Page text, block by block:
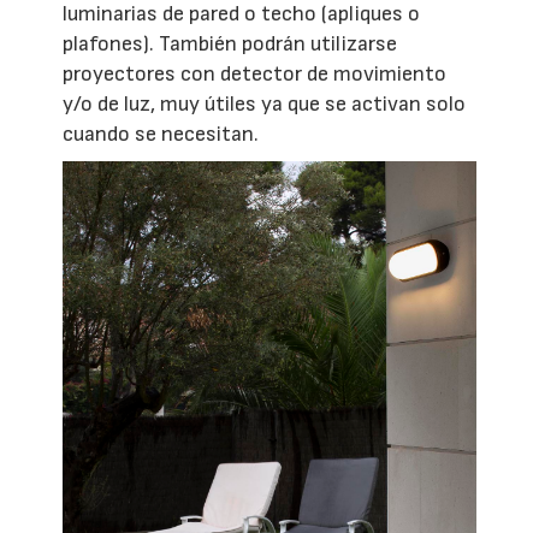
luminarias de pared o techo (apliques o
plafones). También podrán utilizarse
proyectores con detector de movimiento
y/o de luz, muy útiles ya que se activan solo
cuando se necesitan.